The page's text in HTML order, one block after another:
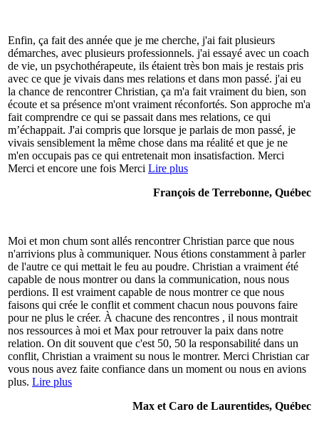
Enfin, ça fait des année que je me cherche, j'ai fait plusieurs
démarches, avec plusieurs professionnels. j'ai essayé avec un coach
de vie, un psychothérapeute, ils étaient très bon mais je restais pris
avec ce que je vivais dans mes relations et dans mon passé. j'ai eu
la chance de rencontrer Christian, ça m'a fait vraiment du bien, son
écoute et sa présence m'ont vraiment réconfortés. Son approche m'a
fait comprendre ce qui se passait dans mes relations, ce qui
m’échappait. J'ai compris que lorsque je parlais de mon passé, je
vivais sensiblement la même chose dans ma réalité et que je ne
m'en occupais pas ce qui entretenait mon insatisfaction. Merci
Merci et encore une fois Merci Lire plus
François de Terrebonne, Québec
Moi et mon chum sont allés rencontrer Christian parce que nous
n'arrivions plus à communiquer. Nous étions constamment à parler
de l'autre ce qui mettait le feu au poudre. Christian a vraiment été
capable de nous montrer ou dans la communication, nous nous
perdions. Il est vraiment capable de nous montrer ce que nous
faisons qui crée le conflit et comment chacun nous pouvons faire
pour ne plus le créer. À chacune des rencontres , il nous montrait
nos ressources à moi et Max pour retrouver la paix dans notre
relation. On dit souvent que c'est 50, 50 la responsabilité dans un
conflit, Christian a vraiment su nous le montrer. Merci Christian car
vous nous avez faite confiance dans un moment ou nous en avions
plus. Lire plus
Max et Caro de Laurentides, Québec